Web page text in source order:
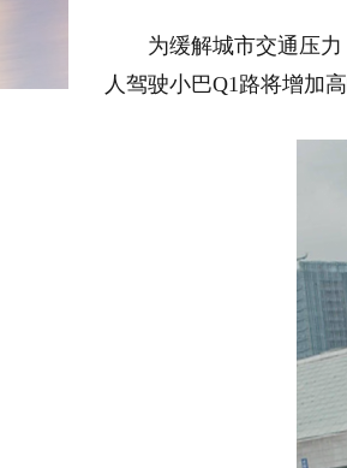
为缓解城市交通压
人驾驶小巴Q1路将增加